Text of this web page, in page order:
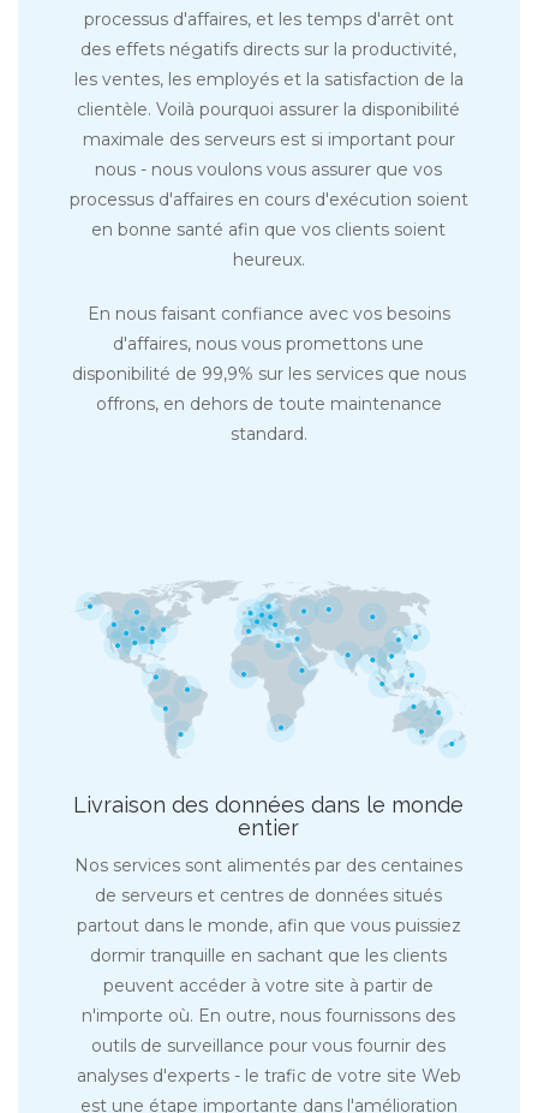
processus d'affaires, et les temps d'arrêt ont
des effets négatifs directs sur la productivité,
les ventes, les employés et la satisfaction de la
clientèle. Voilà pourquoi assurer la disponibilité
maximale des serveurs est si important pour
nous - nous voulons vous assurer que vos
processus d'affaires en cours d'exécution soient
en bonne santé afin que vos clients soient
heureux.
En nous faisant confiance avec vos besoins
d'affaires, nous vous promettons une
disponibilité de 99,9% sur les services que nous
offrons, en dehors de toute maintenance
standard.
Livraison des données dans le monde
entier
Nos services sont alimentés par des centaines
de serveurs et centres de données situés
partout dans le monde, afin que vous puissiez
dormir tranquille en sachant que les clients
peuvent accéder à votre site à partir de
n'importe où. En outre, nous fournissons des
outils de surveillance pour vous fournir des
analyses d'experts - le trafic de votre site Web
est une étape importante dans l'amélioration